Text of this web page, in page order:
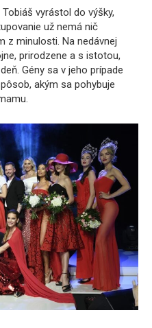
vyrástol do výšky,
už nemá nič
z minulosti. Na nedávnej
prirodzene a s istotou,
Gény sa v jeho prípade
akým sa pohybuje